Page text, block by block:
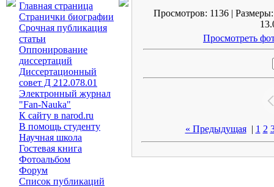
Главная страница
Странички биографии
Срочная публикация
статьи
Оппонирование
диссертаций
Диссертационный
совет Д 212.078.01
Электронный журнал
"Fan-Nauka"
К сайту в narod.ru
В помощь студенту
Научная школа
Гостевая книга
Фотоальбом
Форум
Список публикаций
Просмотров: 1136 |
Просмотреть
« Предыдущая| 1 2